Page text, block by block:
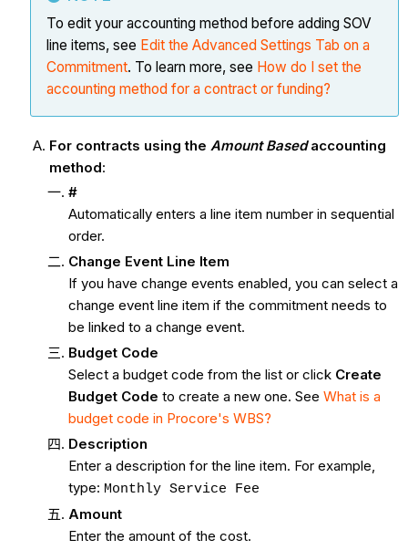
To edit your accounting method before adding SOV
line items, see Edit the Advanced Settings Tab on a
Commitment. To learn more, see How do I set the
accounting method for a contract or funding?
For contracts using the Amount Basedaccounting
method:
#
Automatically enters a line item number in sequential
order.
Change Event Line Item
If you have change events enabled, you can select a
change event line item if the commitment needs to
be linked to a change event.
Budget Code
Select a budget code from the list or click Create
Budget Code to create a new one. See What is a
budget code in Procore's WBS?
Description
Enter a description for the line item. For example,
type: Monthly Service Fee
Amount
Enter the amount of the cost.